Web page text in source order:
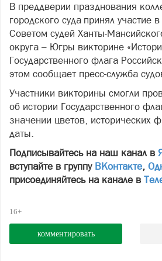
В преддверии празднования
городского суда принял участие
Советом судей Ханты-
округа – Югры викторине
Государственного флага
этом сообщает пресс-служба
Участники викторины смогли
об истории Государственного
значении цветов, исторических
даты.
Подписывайтесь на наш канал в
вступайте в группу ВКонтакте,
присоединяйтесь на канале в
16+
комментировать